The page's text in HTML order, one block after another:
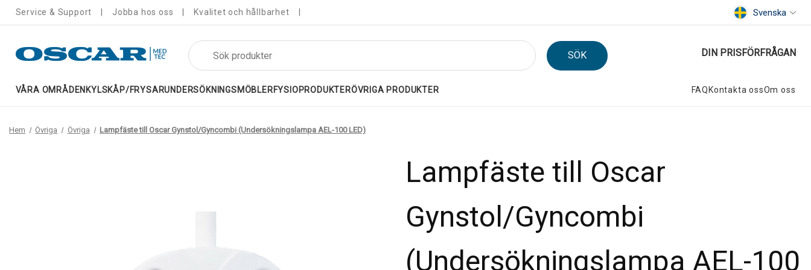
Service & Support Jobba hos oss Kvalitet och hållbarhet Svenska
Sök
SÖK DIN PRISFÖRFRÅGAN
VÅRA OMRÅDEN KYLSKÅP/FRYSARUNDERSÖKNINGSMÖBLERFYSIOPRODUKTERÖVRIGA PRODUKTER FAQ Kontakta ossOm oss
Hem Övriga Övriga Lampfäste till Oscar Gynstol/Gyncombi (Undersökningslampa AEL-100 LED)
Lampfäste till Oscar
Gynstol/Gyncombi
(Undersökningslampa AEL-100